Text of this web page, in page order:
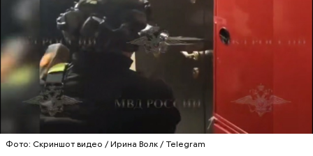
Фото: Скриншот видео / Ирина Волк / Telegram